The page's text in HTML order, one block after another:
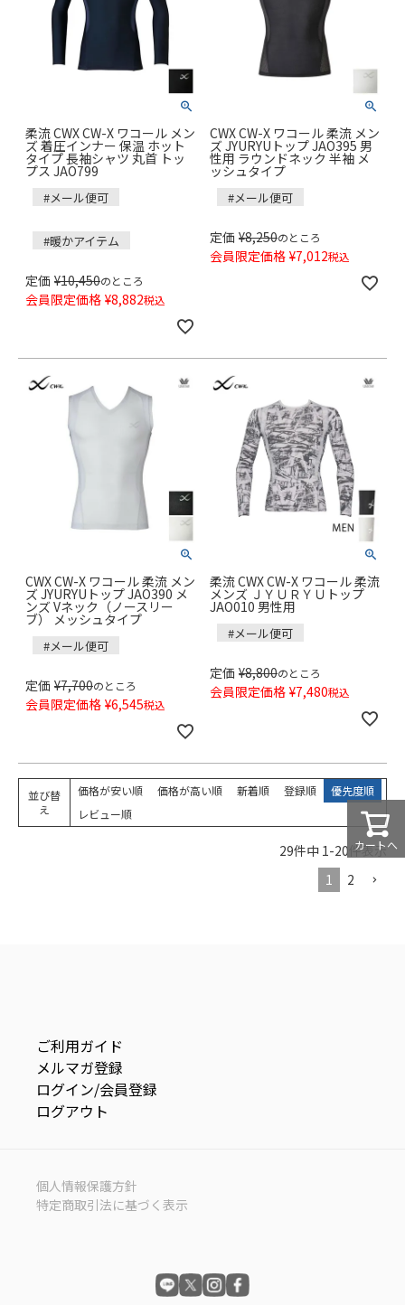
柔流 CWX CW-X ワコール メン
ズ 着圧インナー 保温 ホット
タイプ 長袖シャツ 丸首 トッ
プス JAO799
#メール便可
#暖かアイテム
定価 ¥10,450のところ
会員限定価格 ¥8,882税込
CWX CW-X ワコール 柔流 メン
ズ JYURYUトップ JAO395 男
性用 ラウンドネック 半袖 メ
ッシュタイプ
#メール便可
定価 ¥8,250のところ
会員限定価格 ¥7,012税込
CWX CW-X ワコール 柔流 メン
ズ JYURYUトップ JAO390 メ
ンズ Vネック（ノースリー
ブ） メッシュタイプ
#メール便可
定価 ¥7,700のところ
会員限定価格 ¥6,545税込
柔流 CWX CW-X ワコール 柔流
メンズ ＪＹＵＲＹＵトップ
JAO010 男性用
#メール便可
定価 ¥8,800のところ
会員限定価格 ¥7,480税込
並び替
え
価格が安い順 価格が高い順 新着順 登録順
優先度順
レビュー順
29件中 1-20 件表示
1
2
カートへ
ご利用ガイド
メルマガ登録
ログイン/会員登録
ログアウト
個人情報保護方針
特定商取引法に基づく表示